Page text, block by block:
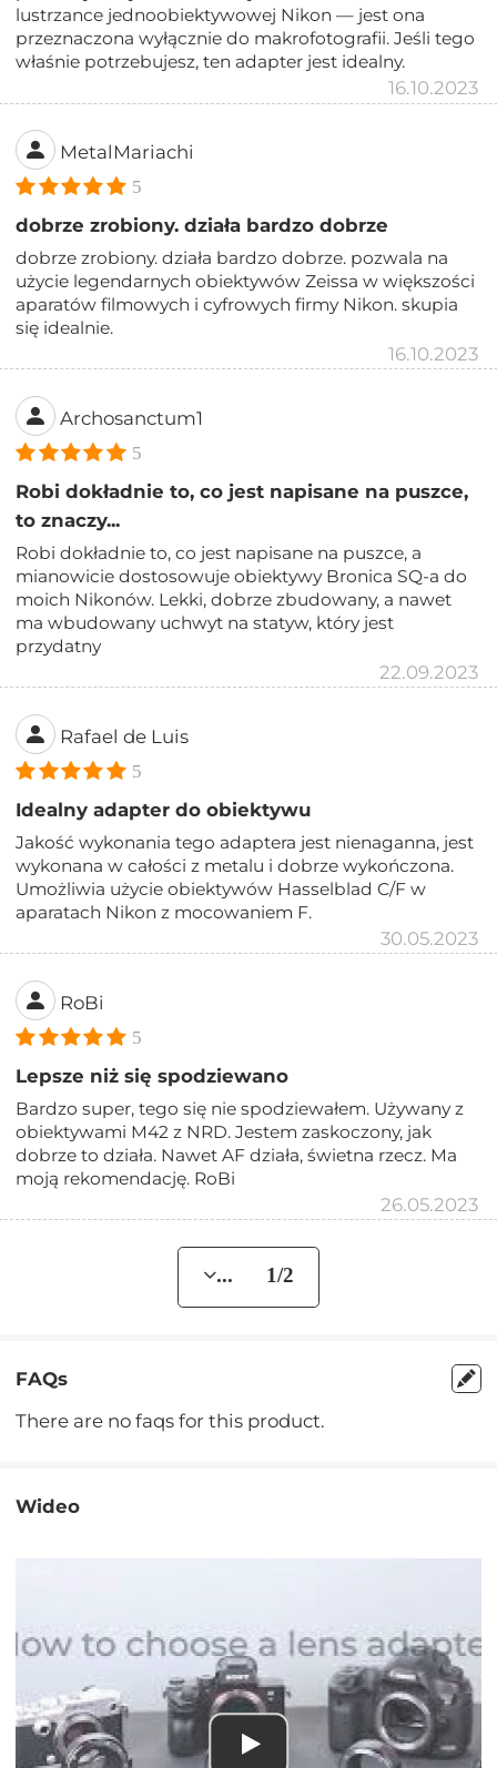
lustrzance jednoobiektywowej Nikon — jest ona
przeznaczona wyłącznie do makrofotografii. Jeśli tego
właśnie potrzebujesz, ten adapter jest idealny.
16.10.2023
MetalMariachi
5
dobrze zrobiony. działa bardzo dobrze
dobrze zrobiony. działa bardzo dobrze. pozwala na
użycie legendarnych obiektywów Zeissa w większości
aparatów filmowych i cyfrowych firmy Nikon. skupia
się idealnie.
16.10.2023
Archosanctum1
5
Robi dokładnie to, co jest napisane na puszce,
to znaczy...
Robi dokładnie to, co jest napisane na puszce, a
mianowicie dostosowuje obiektywy Bronica SQ-a do
moich Nikonów. Lekki, dobrze zbudowany, a nawet
ma wbudowany uchwyt na statyw, który jest
przydatny
22.09.2023
Rafael de Luis
5
Idealny adapter do obiektywu
Jakość wykonania tego adaptera jest nienaganna, jest
wykonana w całości z metalu i dobrze wykończona.
Umożliwia użycie obiektywów Hasselblad C/F w
aparatach Nikon z mocowaniem F.
30.05.2023
RoBi
5
Lepsze niż się spodziewano
Bardzo super, tego się nie spodziewałem. Używany z
obiektywami M42 z NRD. Jestem zaskoczony, jak
dobrze to działa. Nawet AF działa, świetna rzecz. Ma
moją rekomendację. RoBi
26.05.2023
... 1/2
FAQs
There are no faqs for this product.
Wideo